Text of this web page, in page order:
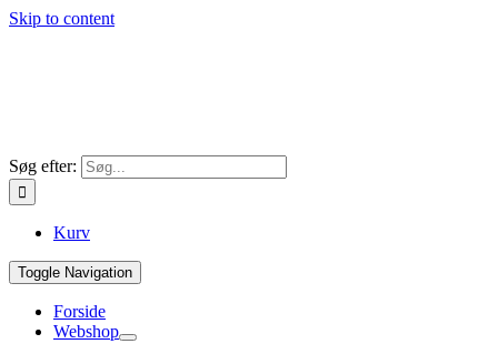
Skip to content
Søg efter:
Kurv
Toggle Navigation
Forside
Webshop